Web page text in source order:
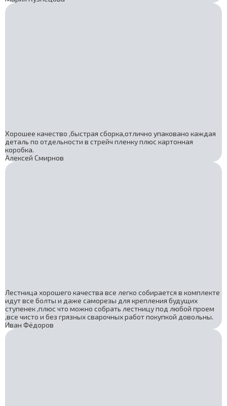
Хорошее качество ,быстрая сборка,отлично упаковано каждая
деталь по отдельности в стрейч пленку плюс картонная
коробка.
Алексей Смирнов
Лестница хорошего качества все легко собирается в комплекте
идут все болты и даже саморезы для крепления будущих
ступенек ,плюс что можно собрать лестницу под любой проем
,все чисто и без грязных сварочных работ покупкой довольны.
Иван Фёдоров